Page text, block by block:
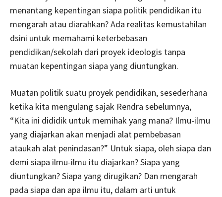
menantang kepentingan siapa politik pendidikan itu
mengarah atau diarahkan? Ada realitas kemustahilan
dsini untuk memahami keterbebasan
pendidikan/sekolah dari proyek ideologis tanpa
muatan kepentingan siapa yang diuntungkan.
Muatan politik suatu proyek pendidikan, sesederhana
ketika kita mengulang sajak Rendra sebelumnya,
“Kita ini dididik untuk memihak yang mana? Ilmu-ilmu
yang diajarkan akan menjadi alat pembebasan
ataukah alat penindasan?” Untuk siapa, oleh siapa dan
demi siapa ilmu-ilmu itu diajarkan? Siapa yang
diuntungkan? Siapa yang dirugikan? Dan mengarah
pada siapa dan apa ilmu itu, dalam arti untuk